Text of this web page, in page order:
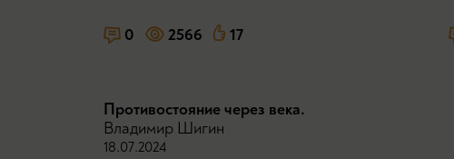
0 2566 17
Противостояние через века.
Владимир Шигин
18.07.2024